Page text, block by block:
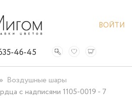
ВОЙТИ
46-45
Воздушные шары
с надписями 1105-0019 - 7